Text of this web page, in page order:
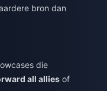
bron dan
die
all allies of